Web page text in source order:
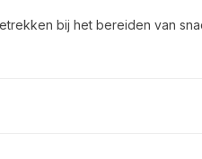
bij het bereiden van